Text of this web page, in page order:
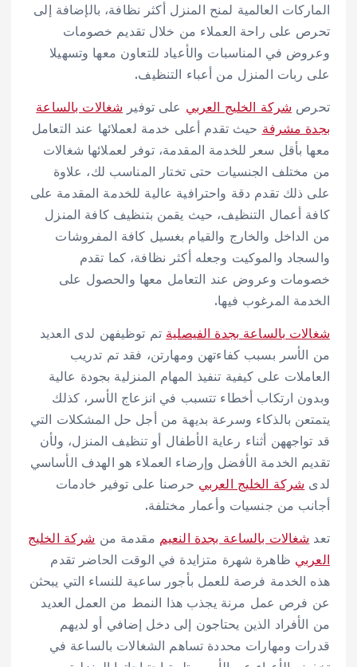
الماركات العالمية لمنح المنزل أكثر نظافة، بالإضافة إلى
تحرص على راحة العملاء من خلال تقديم خصومات
وعروض في المناسبات والأعياد للتعاون معها وتسهيلا
على ربات المنزل من أعباء التنظيف.
تحرص شركة الخليج العربي على توفير شغالات بالساعة
بجدة مشرفة حيث تقدم أعلى خدمة لعملائها عند التعامل
معها بأقل سعر للخدمة المقدمة، توفر لعملائها شغالات
من مختلف الجنسيات حتى تختار المناسب لك، علاوة
على ذلك تقدم دقة واحترافية عالية للخدمة المقدمة على
كافة أعمال التنظيف، حيث يقمن بتنظيف كافة المنزل
من الداخل والخارج والقيام بغسيل كافة المفروشات
والسجاد والموكيت وجعله أكثر نظافة، كما تقدم
خصومات وعروض عند التعامل معها والحصول على
الخدمة المرغوب فيها.
شغالات بالساعة بجدة الفيصلية تم توظيفهن لدى العديد
من الأسر بسبب كفاءتهن ومهارتن، فقد تم تدريب
العاملات على كيفية تنفيذ المهام المنزلية بجودة عالية
وبدون ارتكاب أخطاء تتسبب في انزعاج الأسر، كذلك
يتمتعن بالذكاء وسرعة بديهة من أجل حل المشكلات التي
قد تواجههن أثناء رعاية الأطفال أو تنظيف المنزل، ولأن
تقديم الخدمة الأفضل وإرضاء العملاء هو الهدف الأساسي
لدى شركة الخليج العربي حرصنا على توفير خادمات
أجانب من جنسيات وأعمار مختلفة.
تعد شغالات بالساعة بجدة النعيم مقدمة من شركة الخليج
العربي ظاهرة شهرة متزايدة في الوقت الحاضر تقدم
هذه الخدمة فرصة للعمل بأجور ساعية للنساء التي يبحثن
عن فرص عمل مرنة يجذب هذا النمط من العمل العديد
من الأفراد الذين يحتاجون إلى دخل إضافي أو لديهم
قدرات ومهارات محددة تساهم الشغالات بالساعة في